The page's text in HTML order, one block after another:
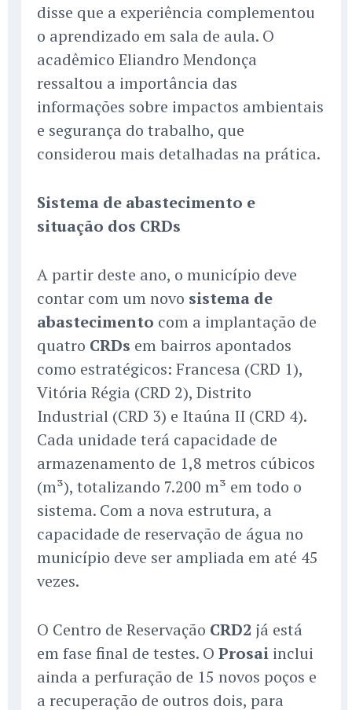
disse que a experiência complementou
o aprendizado em sala de aula. O
acadêmico Eliandro Mendonça
ressaltou a importância das
informações sobre impactos ambientais
e segurança do trabalho, que
considerou mais detalhadas na prática.
Sistema de abastecimento e
situação dos CRDs
A partir deste ano, o município deve
contar com um novo sistema de
abastecimento com a implantação de
quatro CRDs em bairros apontados
como estratégicos: Francesa (CRD 1),
Vitória Régia (CRD 2), Distrito
Industrial (CRD 3) e Itaúna II (CRD 4).
Cada unidade terá capacidade de
armazenamento de 1,8 metros cúbicos
(m³), totalizando 7.200 m³ em todo o
sistema. Com a nova estrutura, a
capacidade de reservação de água no
município deve ser ampliada em até 45
vezes.
O Centro de Reservação CRD2 já está
em fase final de testes. O Prosai inclui
ainda a perfuração de 15 novos poços e
a recuperação de outros dois, para